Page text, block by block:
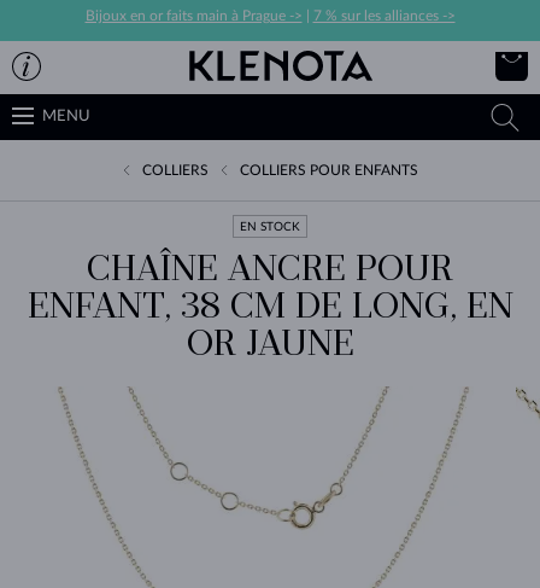
Bijoux en or faits main à Prague -> 7 % sur les alliances ->
MENU
COLLIERS COLLIERS POUR ENFANTS
EN STOCK
CHAÎNE ANCRE POUR
ENFANT, 38 CM DE LONG, EN
OR JAUNE